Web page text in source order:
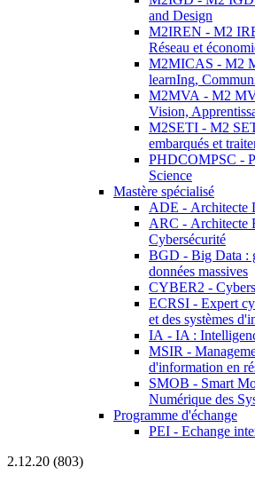
and Design
M2IREN - M2
Réseau et
M2MICAS - M2
learnIng,
M2MVA - M2
Vision,
M2SETI - M2
embarqués et
PHDCOMPSC -
Science
Mastère spécialisé
ADE - Architecte
ARC - Architecte
Cybersécurité
BGD - Big Data :
données massives
CYBER2 -
ECRSI - Expert
et des systèmes
IA - IA :
MSIR -
d'information en
SMOB - Smart
Numérique des
Programme d'échange
PEI - Echange
2.12.20 (803)